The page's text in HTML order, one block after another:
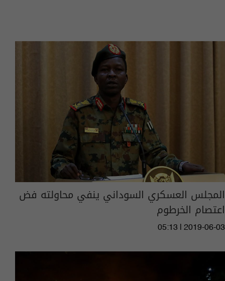
المجلس العسكري السوداني ينفي محاولته فض
اعتصام الخرطوم
05:13 | 2019-06-03